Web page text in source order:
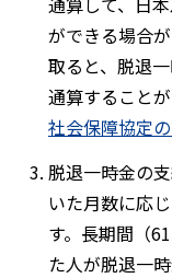
ができる場合
取ると、脱退
通算すること
社会保障協定
脱退一時金の
いた月数に応
す。長期間（
た人が脱退一